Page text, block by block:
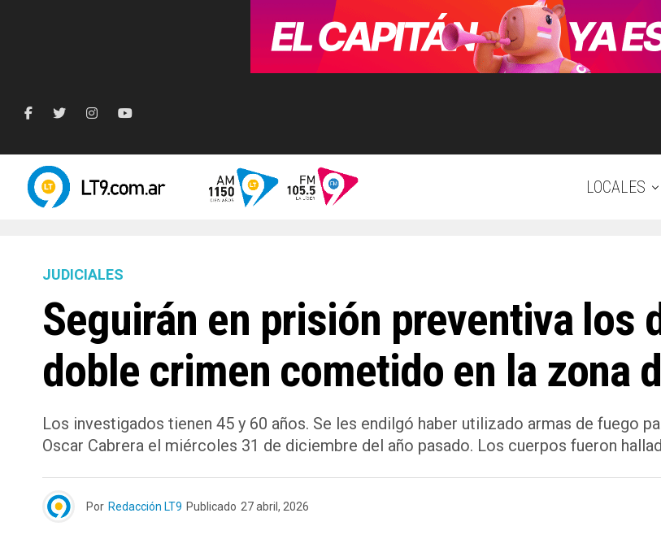
LOCALES
JUDICIALES
Seguirán en prisión preventiva los
doble crimen cometido en la zona
Los investigados tienen 45 y 60 años. Se les endilgó haber utilizado armas de fuego
Oscar Cabrera el miércoles 31 de diciembre del año pasado. Los cuerpos fueron
Por Redacción LT9 Publicado 27 abril, 2026